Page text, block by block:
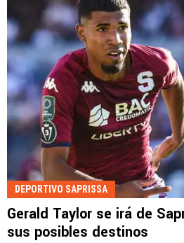
DEPORTIVO SAPRISSA
Gerald Taylor se irá de
sus posibles destinos